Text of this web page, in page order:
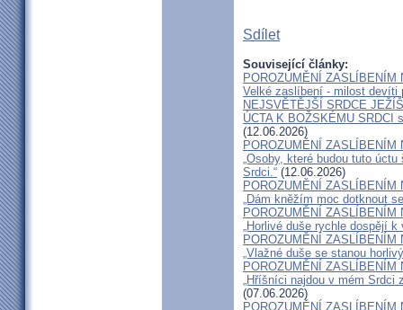
Sdílet
Související články:
POROZUMĚNÍ
Velké zaslíbení - milost devíti
NEJSVĚTĚJŠÍ SRDCE
ÚCTA K BOŽSKÉMU SRDCI
(12.06.2026)
POROZUMĚNÍ
„Osoby, které budou tuto
Srdci.“ (12.06.2026)
POROZUMĚNÍ
„Dám kněžím moc dotknout
POROZUMĚNÍ
„Horlivé duše rychle dospějí
POROZUMĚNÍ
„Vlažné duše se stanou
POROZUMĚNÍ
„Hříšníci najdou v mém Srdci
(07.06.2026)
POROZUMĚNÍ